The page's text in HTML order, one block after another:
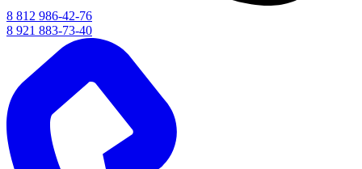
8 812 986-42-76
8 921 883-73-40